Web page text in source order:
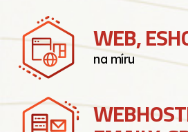
WEB,
na míru